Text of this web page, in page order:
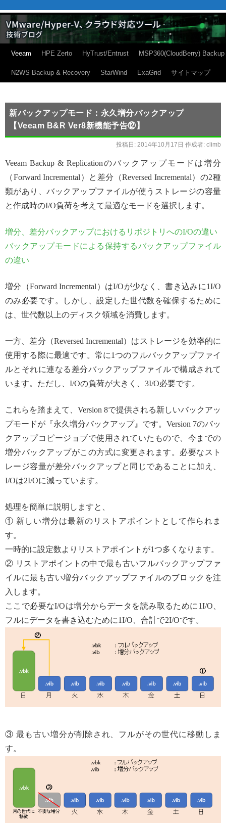
Veeam HPE Zerto HyTrust/Entrust MSP360(CloudBerry) Backup
N2WS Backup & Recovery StarWind ExaGrid サイトマップ
新バックアップモード：永久増分バックアップ
【Veeam B&R Ver8新機能予告⑫】
投稿日: 2014年10月17日 作成者: climb
Veeam Backup & Replicationのバックアップモードは増分
（Forward Incremental）と差分（Reversed Incremental）の2種
類があり、バックアップファイルが使うストレージの容量
と作成時のI/O負荷を考えて最適なモードを選択します。
増分、差分バックアップにおけるリポジトリへのI/Oの違い
バックアップモードによる保持するバックアップファイル
の違い
増分（Forward Incremental）はI/Oが少なく、書き込みに1I/O
のみ必要です。しかし、設定した世代数を確保するために
は、世代数以上のディスク領域を消費します。
一方、差分（Reversed Incremental）はストレージを効率的に
使用する際に最適です。常に1つのフルバックアップファイ
ルとそれに連なる差分バックアップファイルで構成されて
います。ただし、I/Oの負荷が大きく、3I/O必要です。
これらを踏まえて、Version 8で提供される新しいバックアッ
プモードが『永久増分バックアップ』です。Version 7のバッ
クアップコピージョブで使用されていたもので、今までの
増分バックアップがこの方式に変更されます。必要なスト
レージ容量が差分バックアップと同じであることに加え、
I/Oは2I/Oに減っています。
処理を簡単に説明しますと、
① 新しい増分は最新のリストアポイントとして作られま
す。
一時的に設定数よりリストアポイントが1つ多くなります。
② リストアポイントの中で最も古いフルバックアップファ
イルに最も古い増分バックアップファイルのブロックを注
入します。
ここで必要なI/Oは増分からデータを読み取るために1I/O、
フルにデータを書き込むために1I/O、合計で2I/Oです。
③ 最も古い増分が削除され、フルがその世代に移動しま
す。